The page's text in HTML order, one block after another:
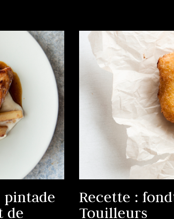
pintade
de
Recette :
Touilleurs